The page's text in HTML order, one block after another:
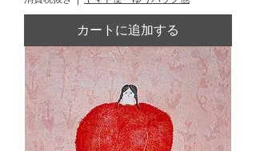
カートに追加する